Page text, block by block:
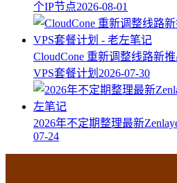
个IP节点2026-08-01
CloudCone 重新调整线路新
VPS套餐计划 2026-07-30
2026年不定期整理最新
07-24